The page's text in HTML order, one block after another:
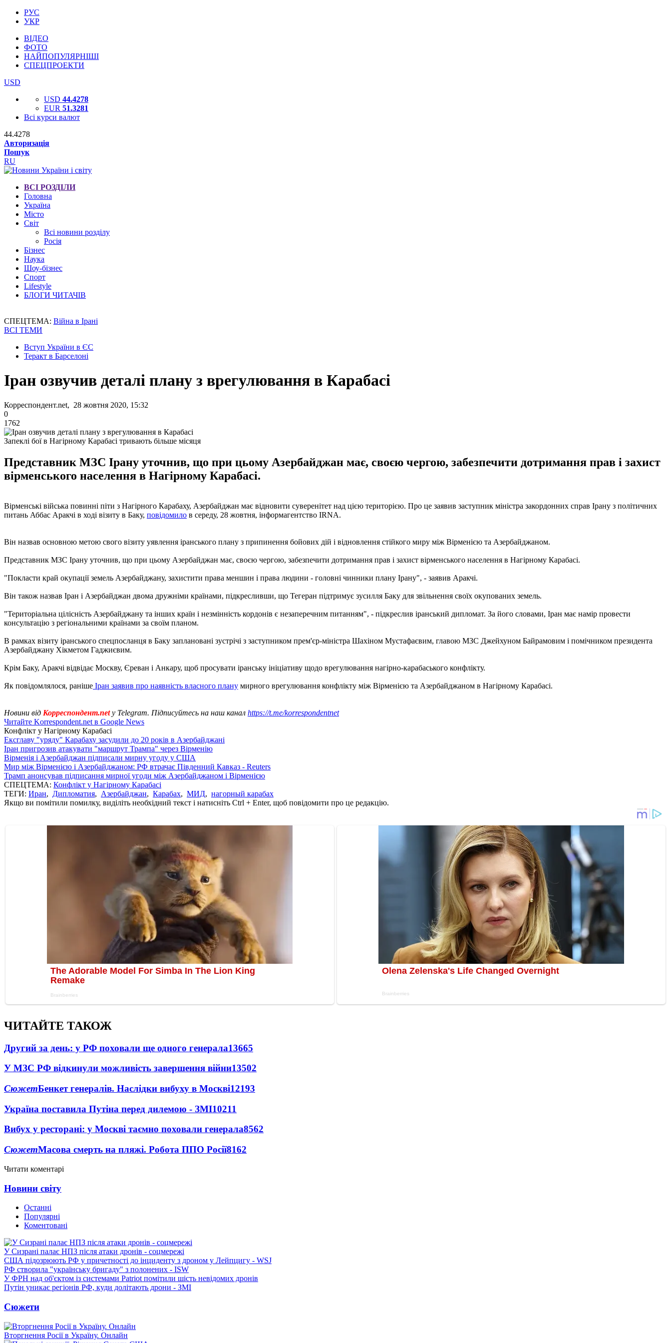
РУС
УКР
ВІДЕО
ФОТО
НАЙПОПУЛЯРНІШІ
СПЕЦПРОЕКТИ
USD
USD 44.4278
EUR 51.3281
Всі курси валют
44.4278
Авторизація
Пошук
RU
ВСІ РОЗДІЛИ
Головна
Україна
Місто
Світ
Всі новини розділу
Росія
Бізнес
Наука
Шоу-бізнес
Спорт
Lifestyle
БЛОГИ ЧИТАЧІВ
СПЕЦТЕМА: Війна в Ірані
ВСІ ТЕМИ
Вступ України в ЄС
Теракт в Барселоні
Іран озвучив деталі плану з врегулювання в Карабасі
Корреспондент.net, 28 жовтня 2020, 15:32
0
1762
Запеклі бої в Нагірному Карабаcі тривають більше місяця
Представник МЗС Ірану уточнив, що при цьому Азербайджан має, своєю чергою, забезпечити дотримання прав і захист
вірменського населення в Нагірному Карабасі.
Вірменські війська повинні піти з Нагірного Карабаху, Азербайджан має відновити суверенітет над цією територією. Про це заявив заступник міністра закордонних справ Ірану з політичних
питань Аббас Аракчі в ході візиту в Баку, повідомило в середу, 28 жовтня, інформагентство IRNA.
Він назвав основною метою свого візиту уявлення іранського плану з припинення бойових дій і відновлення стійкого миру між Вірменією та Азербайджаном.
Представник МЗС Ірану уточнив, що при цьому Азербайджан має, своєю чергою, забезпечити дотримання прав і захист вірменського населення в Нагірному Карабасі.
"Покласти край окупації земель Азербайджану, захистити права меншин і права людини - головні чинники плану Ірану", - заявив Аракчі.
Він також назвав Іран і Азербайджан двома дружніми країнами, підкресливши, що Тегеран підтримує зусилля Баку для звільнення своїх окупованих земель.
"Територіальна цілісність Азербайджану та інших країн і незмінність кордонів є незаперечним питанням", - підкреслив іранський дипломат. За його словами, Іран має намір провести
консультацію з регіональними країнами за своїм планом.
В рамках візиту іранського спецпосланця в Баку заплановані зустрічі з заступником прем'єр-міністра Шахіном Мустафаєвим, главою МЗС Джейхуном Байрамовим і помічником президента
Азербайджану Хікметом Гаджиєвим.
Крім Баку, Аракчі відвідає Москву, Єреван і Анкару, щоб просувати іранську ініціативу щодо врегулювання нагірно-карабаського конфлікту.
Як повідомлялося, раніше Іран заявив про наявність власного плану мирного врегулювання конфлікту між Вірменією та Азербайджаном в Нагірному Карабасі.
Новини від Корреспондент.netу Telegram. Підписуйтесь на наш канал https://t.me/korrespondentnet
Читайте Korrespondent.net в Google News
Конфлікт у Нагірному Карабасі
Ексглаву "уряду" Карабаху засудили до 20 років в Азербайджані
Іран пригрозив атакувати "маршрут Трампа" через Вірменію
Вірменія і Азербайджан підписали мирну угоду у США
Мир між Вірменією і Азербайджаном: РФ втрачає Південний Кавказ - Reuters
Трамп анонсував підписання мирної угоди між Азербайджаном і Вірменією
СПЕЦТЕМА: Конфлікт у Нагірному Карабасі
ТЕГИ: Иран, Дипломатия, Азербайджан, Карабах, МИД, нагорный карабах
Якщо ви помітили помилку, виділіть необхідний текст і натисніть Ctrl + Enter, щоб повідомити про це редакцію.
ЧИТАЙТЕ ТАКОЖ
Другий за день: у РФ поховали ще одного генерала13665
У МЗС РФ відкинули можливість завершення війни13502
СюжетБенкет генералів. Наслідки вибуху в Москві12193
Україна поставила Путіна перед дилемою - ЗМІ10211
Вибух у ресторані: у Москві таємно поховали генерала8562
СюжетМасова смерть на пляжі. Робота ППО Росії8162
Читати коментарі
Новини світу
Останні
Популярні
Коментовані
У Сизрані палає НПЗ після атаки дронів - соцмережі
США підозрюють РФ у причетності до інциденту з дроном у Лейпцигу - WSJ
РФ створила "українську бригаду" з полонених - ISW
У ФРН над об'єктом із системами Patriot помітили шість невідомих дронів
Путін уникає регіонів РФ, куди долітають дрони - ЗМІ
Сюжети
Вторгнення Росії в Україну. Онлайн